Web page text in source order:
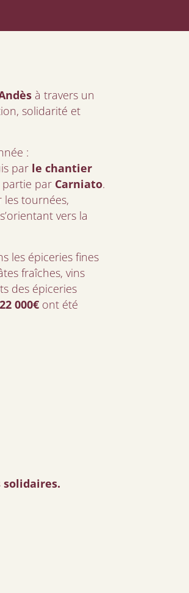
à travers un
solidarité et
:
par le chantier
partie par Carniato.
tournées,
vers la
les épiceries fines
fraîches, vins
des épiceries
22 000€ ont été
solidaires.